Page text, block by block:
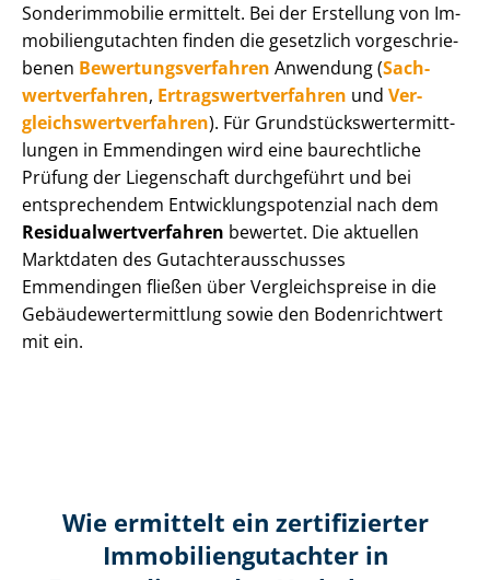
Sonderimmobilie ermittelt. Bei der Erstellung von Im­
mo­bi­li­en­gut­ach­ten finden die gesetzlich vor­ge­schrie­
be­nen Be­wer­tungs­ver­fah­ren Anwendung (Sach­
wert­ver­fah­ren, Er­trags­wert­ver­fah­ren und Ver­
gleichs­wert­ver­fah­ren). Für Grund­stücks­wert­ermitt­
lun­gen in Emmendingen wird eine baurechtliche
Prüfung der Liegenschaft durchgeführt und bei
entsprechendem Ent­wick­lungs­po­ten­zi­al nach dem
Re­si­du­al­wert­ver­fah­ren bewertet. Die aktuellen
Marktdaten des Gut­ach­ter­aus­schus­ses
Emmendingen fließen über Ver­gleichs­prei­se in die
Ge­bäu­de­wert­ermitt­lung sowie den Bodenrichtwert
mit ein.
Wie ermittelt ein zertifizierter
Immobilien­gutachter in